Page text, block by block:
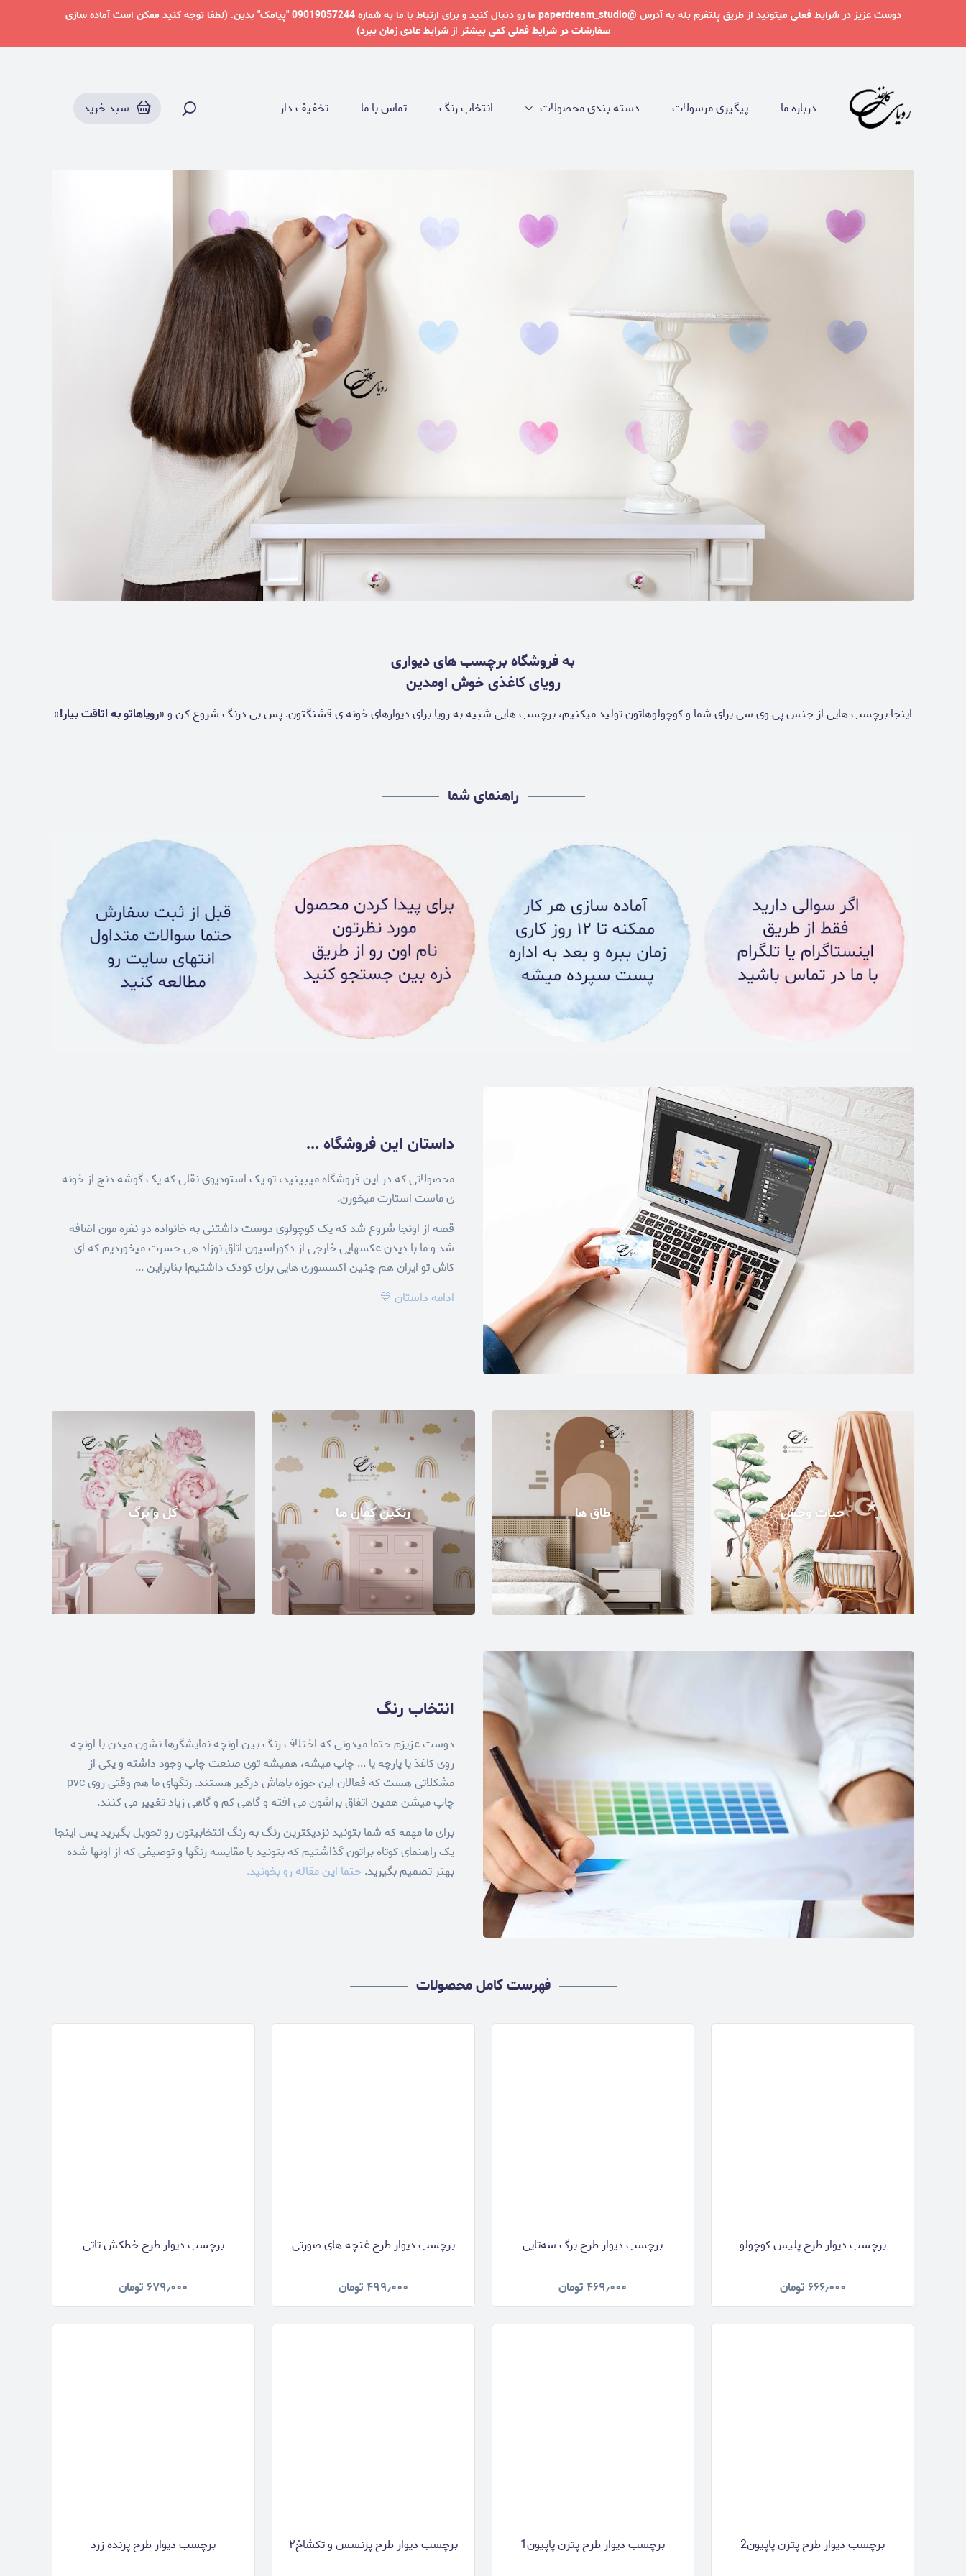
دوست عزیز در شرایط فعلی میتونید از طریق پلتفرم بله به آدرس @paperdream_studio ما رو دنبال کنید و برای ارتباط با ما به شماره 09019057244 "پیامک" بدین. (لطفا توجه کنید ممکن است آماده سازی
سفارشات در شرایط فعلی کمی بیشتر از شرایط عادی زمان ببرد)
درباره ما پیگیری مرسولات دسته بندی محصولات انتخاب رنگ تماس با ما تخفیف دار سبد خرید
به فروشگاه برچسب های دیواری
رویای کاغذی خوش اومدین
اینجا برچسب هایی از جنس پی وی سی برای شما و کوچولوهاتون تولید میکنیم، برچسب هایی شبیه به رویا برای دیوارهای خونه ی قشنگتون. پس بی درنگ شروع کن و «رویاهاتو به اتاقت بیار!»
راهنمای شما
داستان این فروشگاه ...
محصولاتی که در این فروشگاه میبینید، تو یک استودیوی نقلی که یک گوشه دنج از خونه
ی ماست استارت میخورن.
قصه از اونجا شروع شد که یک کوچولوی دوست داشتنی به خانواده دو نفره مون اضافه
شد و ما با دیدن عکسهایی خارجی از دکوراسیون اتاق نوزاد هی حسرت میخوردیم که ای
کاش تو ایران هم چنین اکسسوری هایی برای کودک داشتیم! بنابراین ...
ادامه داستان 💙
حیات وحش طاق ها رنگین کمان ها گل و برگ
انتخاب رنگ
دوست عزیزم حتما میدونی که اختلاف رنگ بین اونچه نمایشگرها نشون میدن با اونچه
روی کاغذ یا پارچه یا ... چاپ میشه، همیشه توی صنعت چاپ وجود داشته و یکی از
مشکلاتی هست که فعالان این حوزه باهاش درگیر هستند. رنگهای ما هم وقتی روی pvc
چاپ میشن همین اتفاق براشون می افته و گاهی کم و گاهی زیاد تغییر می کنند.
برای ما مهمه که شما بتونید نزدیکترین رنگ به رنگ انتخابیتون رو تحویل بگیرید پس اینجا
یک راهنمای کوتاه براتون گذاشتیم که بتونید با مقایسه رنگها و توصیفی که از اونها شده
بهتر تصمیم بگیرید. حتما این مقاله رو بخونید.
فهرست کامل محصولات
برچسب دیوار طرح پلیس کوچولو
۶۶۶٫۰۰۰ تومان
برچسب دیوار طرح برگ سه‌تایی
۴۶۹٫۰۰۰ تومان
برچسب دیوار طرح غنچه‌ های صورتی
۴۹۹٫۰۰۰ تومان
برچسب دیوار طرح خطکش تاتی
۶۷۹٫۰۰۰ تومان
برچسب دیوار طرح پترن پاپیون2 برچسب دیوار طرح پترن پاپیون1 برچسب دیوار طرح پرنسس و تکشاخ۲ برچسب دیوار طرح پرنده زرد